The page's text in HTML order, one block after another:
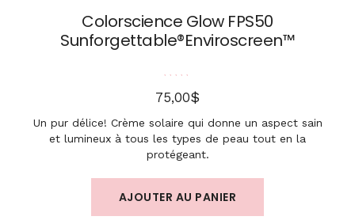
Colorscience Glow FPS50
Sunforgettable®Enviroscreen™
75,00$
Un pur délice! Crème solaire qui donne un aspect sain
et lumineux à tous les types de peau tout en la
protégeant.
AJOUTER AU PANIER